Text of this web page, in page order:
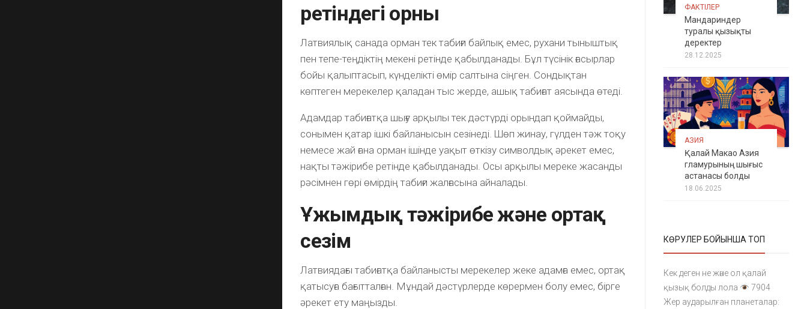
ретіндегі орны
Латвиялық санада орман тек табиғи байлық емес, рухани тыныштық
пен тепе-теңдіктің мекені ретінде қабылданады. Бұл түсінік ғасырлар
бойы қалыптасып, күнделікті өмір салтына сіңген. Сондықтан
көптеген мерекелер қаладан тыс жерде, ашық табиғат аясында өтеді.
Адамдар табиғатқа шығу арқылы тек дәстүрді орындап қоймайды,
сонымен қатар ішкі байланысын сезінеді. Шөп жинау, гүлден тәж тоқу
немесе жай ғана орман ішінде уақыт өткізу символдық әрекет емес,
нақты тәжірибе ретінде қабылданады. Осы арқылы мереке жасанды
рәсімнен гөрі өмірдің табиғи жалғасына айналады.
Ұжымдық тәжірибе және ортақ
сезім
Латвиядағы табиғатқа байланысты мерекелер жеке адамға емес, ортақ
қатысуға бағытталған. Мұндай дәстүрлерде көрермен болу емес, бірге
әрекет ету маңызды.
ФАКТІЛЕР
Мандариндер
туралы қызықты
деректер
28.12.2025
АЗИЯ
Қалай Макао Азия
гламурының шығыс
астанасы болды
18.06.2025
КӨРУЛЕР БОЙЫНША ТОП
Кек деген не және ол қалай
қызық болды лола
7904
Жер аударылған планеталар: